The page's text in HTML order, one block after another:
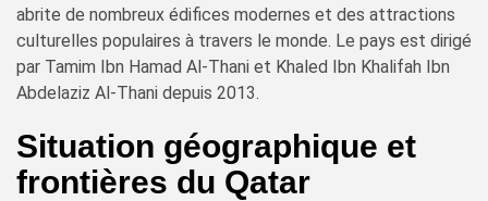
abrite de nombreux édifices modernes et des attractions
culturelles populaires à travers le monde. Le pays est dirigé
par Tamim Ibn Hamad Al-Thani et Khaled Ibn Khalifah Ibn
Abdelaziz Al-Thani depuis 2013.
Situation géographique et
frontières du Qatar